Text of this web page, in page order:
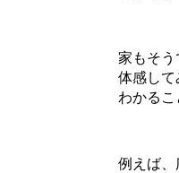
家もそう
体感して
わかるこ
例えば、